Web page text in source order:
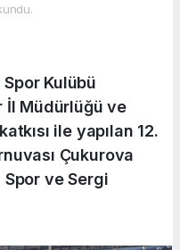
Kulübü
İl Müdürlüğü ve
ile yapılan 12.
Çukurova
Spor ve Sergi